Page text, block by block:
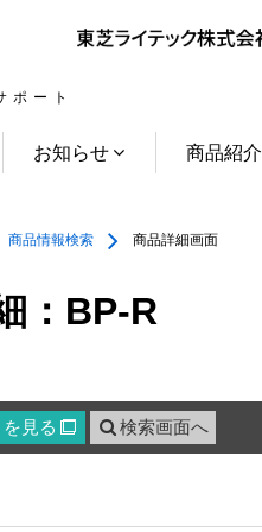
ポート
お知らせ 商品紹介
商品情報検索 商品詳細画面
：BP-R
を見る  検索画面へ